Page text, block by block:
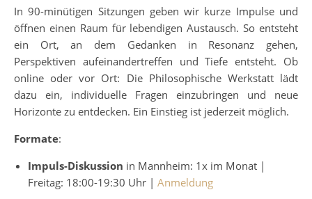
In 90-minütigen Sitzungen geben wir kurze Impulse und
öffnen einen Raum für lebendigen Austausch. So entsteht
ein Ort, an dem Gedanken in Resonanz gehen,
Perspektiven aufeinandertreffen und Tiefe entsteht. Ob
online oder vor Ort: Die Philosophische Werkstatt lädt
dazu ein, individuelle Fragen einzubringen und neue
Horizonte zu entdecken. Ein Einstieg ist jederzeit möglich.
Formate:
Impuls-Diskussion in Mannheim: 1x im Monat |
Freitag: 18:00-19:30 Uhr | Anmeldung